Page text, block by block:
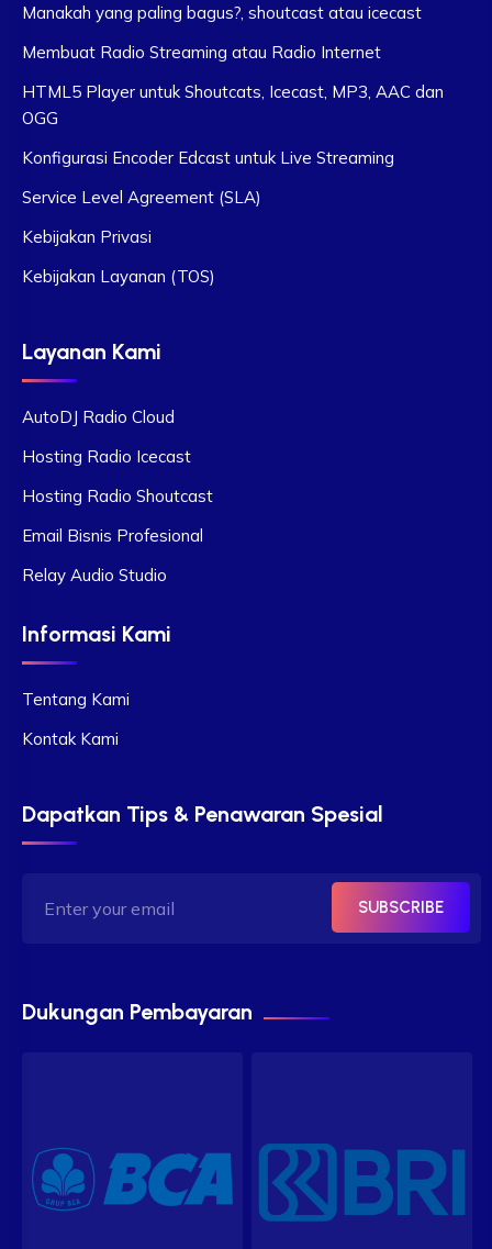
Manakah yang paling bagus?, shoutcast atau icecast
Membuat Radio Streaming atau Radio Internet
HTML5 Player untuk Shoutcats, Icecast, MP3, AAC dan
OGG
Konfigurasi Encoder Edcast untuk Live Streaming
Service Level Agreement (SLA)
Kebijakan Privasi
Kebijakan Layanan (TOS)
Layanan Kami
AutoDJ Radio Cloud
Hosting Radio Icecast
Hosting Radio Shoutcast
Email Bisnis Profesional
Relay Audio Studio
Informasi Kami
Tentang Kami
Kontak Kami
Dapatkan Tips & Penawaran Spesial
SUBSCRIBE
Dukungan Pembayaran